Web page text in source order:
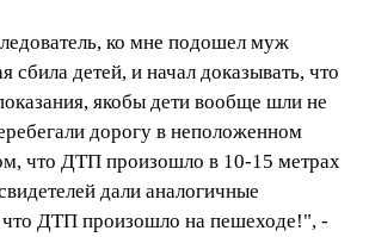
ко мне подошел муж
сбила детей, и начал доказывать, что
якобы дети вообще шли не
дорогу в неположенном
что ДТП произошло в 10-15 метрах
дали аналогичные
что ДТП произошло на пешеходе!", -